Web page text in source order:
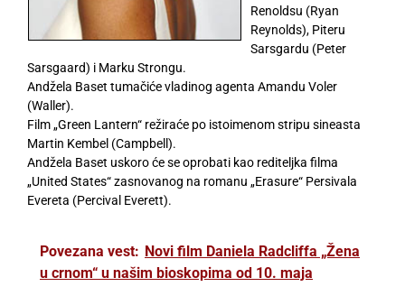
Renoldsu (Ryan
Reynolds), Piteru
Sarsgardu (Peter
Sarsgaard) i Marku Strongu.
Andžela Baset tumačiće vladinog agenta Amandu Voler
(Waller).
Film „Green Lantern“ režiraće po istoimenom stripu sineasta
Martin Kembel (Campbell).
Andžela Baset uskoro će se oprobati kao rediteljka filma
„United States“ zasnovanog na romanu „Erasure“ Persivala
Evereta (Percival Everett).
Povezana vest: Novi film Daniela Radcliffa „Žena
u crnom“ u našim bioskopima od 10. maja